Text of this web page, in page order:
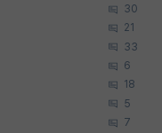
30
21
33
6
18
5
7